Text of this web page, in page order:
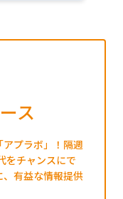
ス
プラボ」！隔週
をチャンスにで
有益な情報提供